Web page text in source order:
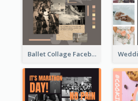
Ballet Collage Facebook Post